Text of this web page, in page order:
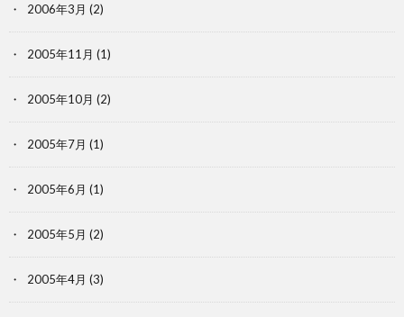
2006年3月 (2)
2005年11月 (1)
2005年10月 (2)
2005年7月 (1)
2005年6月 (1)
2005年5月 (2)
2005年4月 (3)